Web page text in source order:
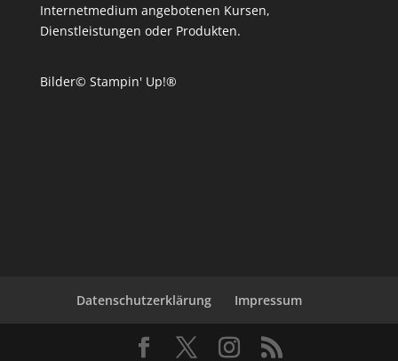
Internetmedium angebotenen Kursen,
Dienstleistungen oder Produkten.
Bilder© Stampin' Up!®
Datenschutzerklärung Impressum